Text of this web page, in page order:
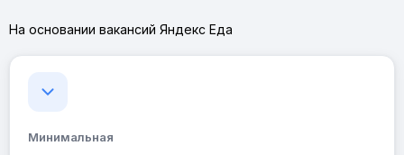
На основании вакансий Яндекс Еда
Минимальная